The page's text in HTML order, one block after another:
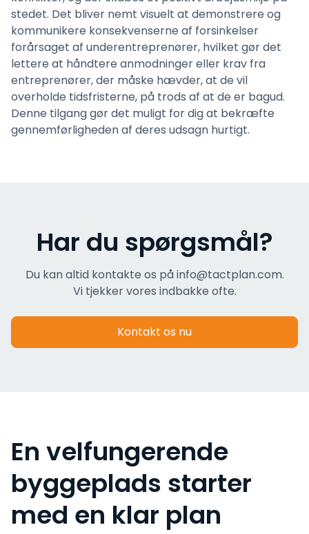
stedet. Det bliver nemt visuelt at demonstrere og
kommunikere konsekvenserne af forsinkelser
forårsaget af underentreprenører, hvilket gør det
lettere at håndtere anmodninger eller krav fra
entreprenører, der måske hævder, at de vil
overholde tidsfristerne, på trods af at de er bagud.
Denne tilgang gør det muligt for dig at bekræfte
gennemførligheden af deres udsagn hurtigt.
Har du spørgsmål?
Du kan altid kontakte os på info@tactplan.com.
Vi tjekker vores indbakke ofte.
Kontakt os nu
En velfungerende
byggeplads starter
med en klar plan